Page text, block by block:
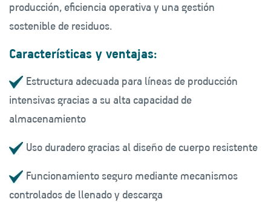
producción, eficiencia operativa y una gestión
sostenible de residuos.
Características y ventajas:
Estructura adecuada para líneas de producción
intensivas gracias a su alta capacidad de
almacenamiento
Uso duradero gracias al diseño de cuerpo resistente
Funcionamiento seguro mediante mecanismos
controlados de llenado y descarga